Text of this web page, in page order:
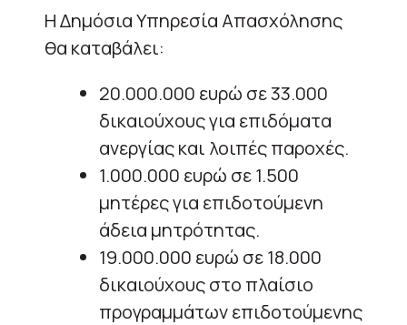
Η Δημόσια Υπηρεσία Απασχόλησης
θα καταβάλει:
20.000.000 ευρώ σε 33.000
δικαιούχους για επιδόματα
ανεργίας και λοιπές παροχές.
1.000.000 ευρώ σε 1.500
μητέρες για επιδοτούμενη
άδεια μητρότητας.
19.000.000 ευρώ σε 18.000
δικαιούχους στο πλαίσιο
προγραμμάτων επιδοτούμενης